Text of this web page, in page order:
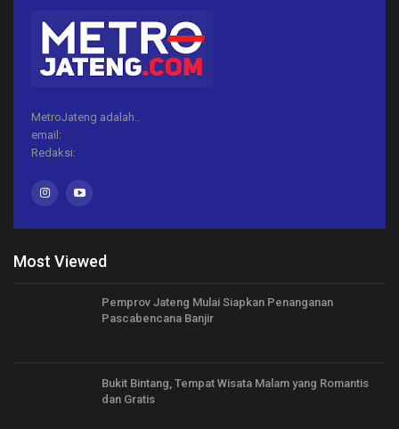
MetroJateng adalah..
email:
Redaksi:
Most Viewed
Pemprov Jateng Mulai Siapkan Penanganan
Pascabencana Banjir
Bukit Bintang, Tempat Wisata Malam yang Romantis
dan Gratis